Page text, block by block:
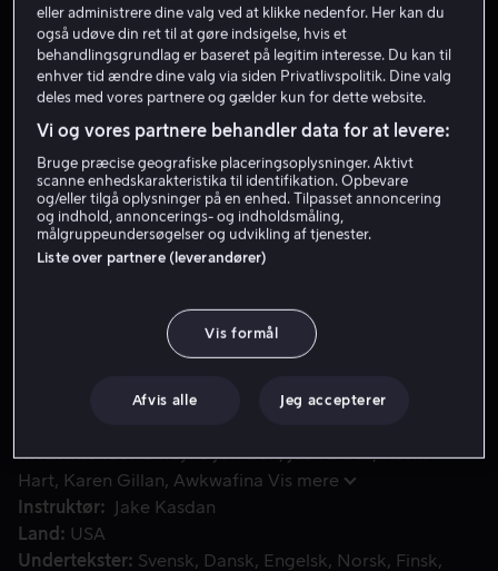
Jumanji: The Next Level
6.6 Komedie Action 2019 1 t. 58 min
11 år
UHD
Få Viaplay
Se trailer
Da banden vender tilbage til Jumanji for at redde en af
Da banden vender tilbage til Jumanji for at redde en af
deres egne, er intet som forventet. Spillereglerne har
uopdagede steder.
Medvirkende Dwayne Johnson Jack Black Kevin
Hart
Karen Gillan Awkwafina Vis mere
Instruktør
Jake Kasdan
Land
USA
Undertekster
Svensk Dansk Engelsk Norsk
Finsk
eller administrere dine valg ved at klikke nedenfor. Her kan du
også udøve din ret til at gøre indsigelse, hvis et
behandlingsgrundlag er baseret på legitim interesse. Du kan til
enhver tid ændre dine valg via siden Privatlivspolitik. Dine valg
deles med vores partnere og gælder kun for dette website.
Vi og vores partnere behandler data for at levere:
Bruge præcise geografiske placeringsoplysninger. Aktivt
scanne enhedskarakteristika til identifikation. Opbevare
og/eller tilgå oplysninger på en enhed. Tilpasset annoncering
og indhold, annoncerings- og indholdsmåling,
målgruppeundersøgelser og udvikling af tjenester.
Liste over partnere (leverandører)
Vis formål
Afvis alle Jeg accepterer